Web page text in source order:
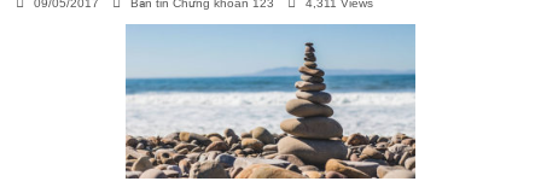
09/05/2017 Bản tin Chứng khoán 123 4,311 Views